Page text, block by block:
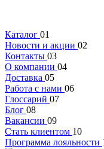
Каталог 01
Новости и акции 02
Контакты 03
О компании 04
Доставка 05
Работа с нами 06
Глоссарий 07
Блог 08
Вакансии 09
Стать клиентом 10
Программа лояльности